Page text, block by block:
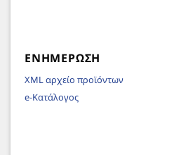
ΕΝΗΜΈΡΩΣΗ
XML αρχείο προϊόντων
e-Κατάλογος